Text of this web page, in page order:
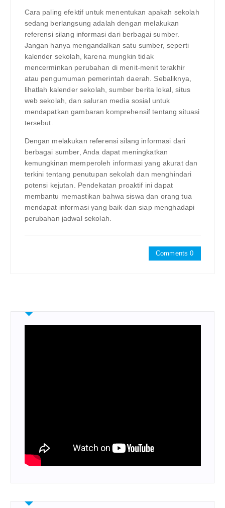
Cara paling efektif untuk menentukan apakah sekolah
sedang berlangsung adalah dengan melakukan
referensi silang informasi dari berbagai sumber.
Jangan hanya mengandalkan satu sumber, seperti
kalender sekolah, karena mungkin tidak
mencerminkan perubahan di menit-menit terakhir
atau pengumuman pemerintah daerah. Sebaliknya,
lihatlah kalender sekolah, sumber berita lokal, situs
web sekolah, dan saluran media sosial untuk
mendapatkan gambaran komprehensif tentang situasi
tersebut.
Dengan melakukan referensi silang informasi dari
berbagai sumber, Anda dapat meningkatkan
kemungkinan memperoleh informasi yang akurat dan
terkini tentang penutupan sekolah dan menghindari
potensi kejutan. Pendekatan proaktif ini dapat
membantu memastikan bahwa siswa dan orang tua
mendapat informasi yang baik dan siap menghadapi
perubahan jadwal sekolah.
Comments 0